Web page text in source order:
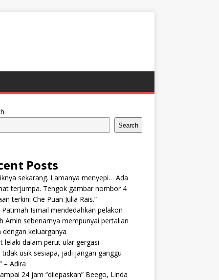
Search
Posts
sekarang. Lamanya menyepi… Ada
terjumpa. Tengok gambar nombor 4
terkini Che Puan Julia Rais.”
Ismail mendedahkan pelakon
Amin sebenarnya mempunyai pertalian
dengan keluarganya
lelaki dalam perut ular gergasi
tidak usik sesiapa, jadi jangan ganggu
– Adira
24 jam “dilepaskan” Beego, Linda